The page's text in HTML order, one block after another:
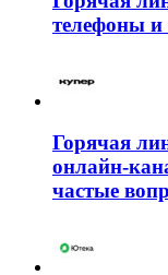
телефоны и
Горячая
онлайн-
частые